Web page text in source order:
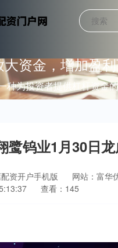
大资金，增加盈
种为投资者提供杠杆资金
鹭钨业1月30日
资开户手机版 网站：富华
查看：145